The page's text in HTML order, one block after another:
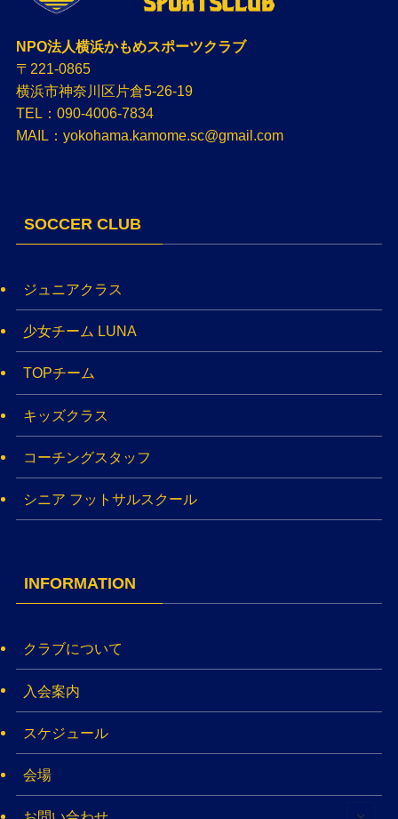
NPO法人横浜かもめスポーツクラブ
〒221-0865
横浜市神奈川区片倉5-26-19
TEL：090-4006-7834
MAIL：yokohama.kamome.sc@gmail.com
SOCCER CLUB
ジュニアクラス
少女チーム LUNA
TOPチーム
キッズクラス
コーチングスタッフ
シニア フットサルスクール
INFORMATION
クラブについて
入会案内
スケジュール
会場